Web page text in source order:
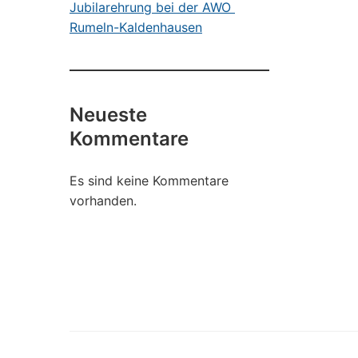
Jubilarehrung bei der AWO
Rumeln-Kaldenhausen
Neueste
Kommentare
Es sind keine Kommentare
vorhanden.